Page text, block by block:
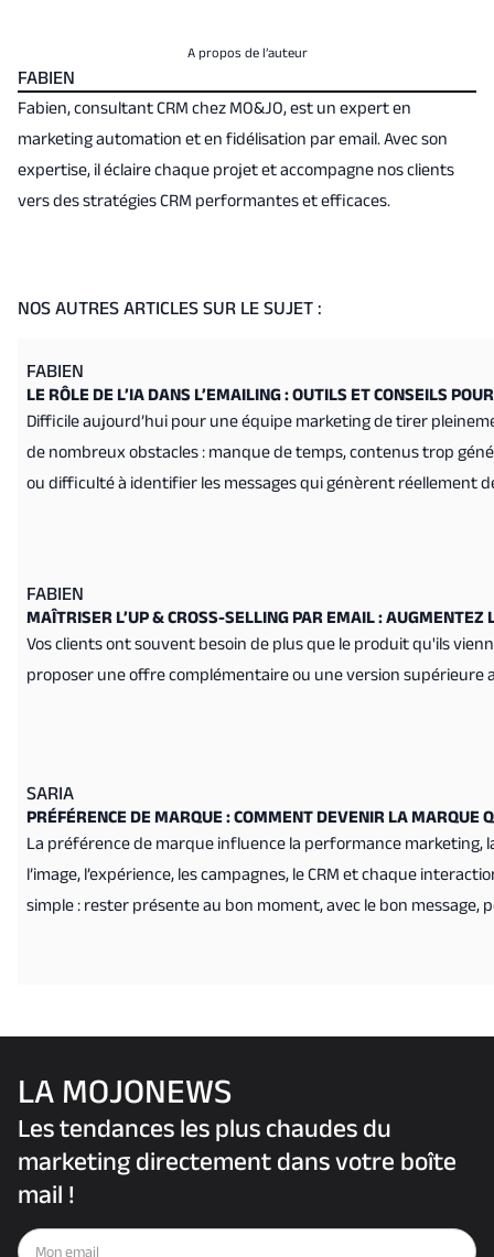
A propos de l’auteur
FABIEN
Fabien, consultant CRM chez MO&JO, est un expert en
marketing automation et en fidélisation par email. Avec son
expertise, il éclaire chaque projet et accompagne nos clients
vers des stratégies CRM performantes et efficaces.
NOS AUTRES ARTICLES SUR LE SUJET :
FABIEN
LE RÔLE DE L’IA DANS L’EMAILING : OUTILS ET CONSEILS
Difficile aujourd’hui pour une équipe marketing de tirer
de nombreux obstacles : manque de temps, contenus trop
ou difficulté à identifier les messages qui génèrent réellement
FABIEN
MAÎTRISER L’UP & CROSS-SELLING PAR EMAIL : AUGMENTEZ
Vos clients ont souvent besoin de plus que le produit qu'ils
proposer une offre complémentaire ou une version supérieure
SARIA
PRÉFÉRENCE DE MARQUE : COMMENT DEVENIR LA MARQUE
La préférence de marque influence la performance marketing,
l’image, l’expérience, les campagnes, le CRM et chaque
simple : rester présente au bon moment, avec le bon message,
LA MOJONEWS
Les tendances les plus chaudes du
marketing directement dans votre boîte
mail !